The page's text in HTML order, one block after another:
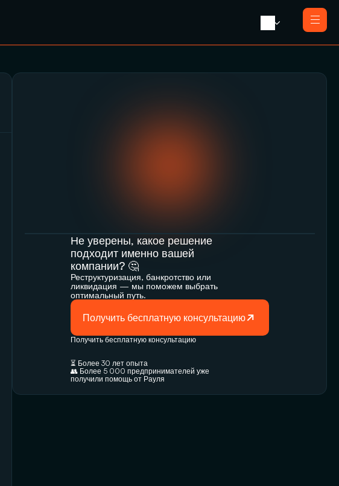
О нас
Не уверены, какое решение
подходит именно вашей
компании? 🤔
Реструктуризация, банкротство или
ликвидация — мы поможем выбрать
оптимальный путь.
Получить бесплатную консультацию
Получить бесплатную консультацию
⏳ Более 30 лет опыта
👥 Более 5 000 предпринимателей уже
получили помощь от Рауля